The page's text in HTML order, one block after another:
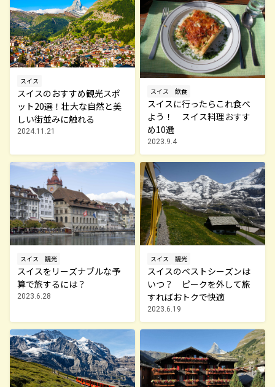
スイス
スイスのおすすめ観光スポ
ット20選！壮大な自然と美
しい街並みに触れる
2024.11.21
スイス 飲食
スイスに行ったらこれ食べ
よう！ スイス料理おすす
め10選
2023.9.4
スイス 観光
スイスをリーズナブルな予
算で旅するには？
2023.6.28
スイス 観光
スイスのベストシーズンは
いつ？ ピークを外して旅
すればおトクで快適
2023.6.19